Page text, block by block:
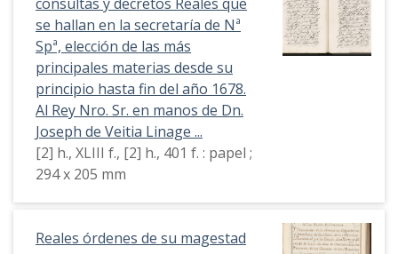
se hallan en la secretaría de Nª
Spª, elección de las más
principales materias desde su
principio hasta fin del año 1678.
Al Rey Nro. Sr. en manos de Dn.
Joseph de Veitia Linage ...
[2] h., XLIII f., [2] h., 401 f. : papel ;
294 x 205 mm
Reales órdenes de su magestad